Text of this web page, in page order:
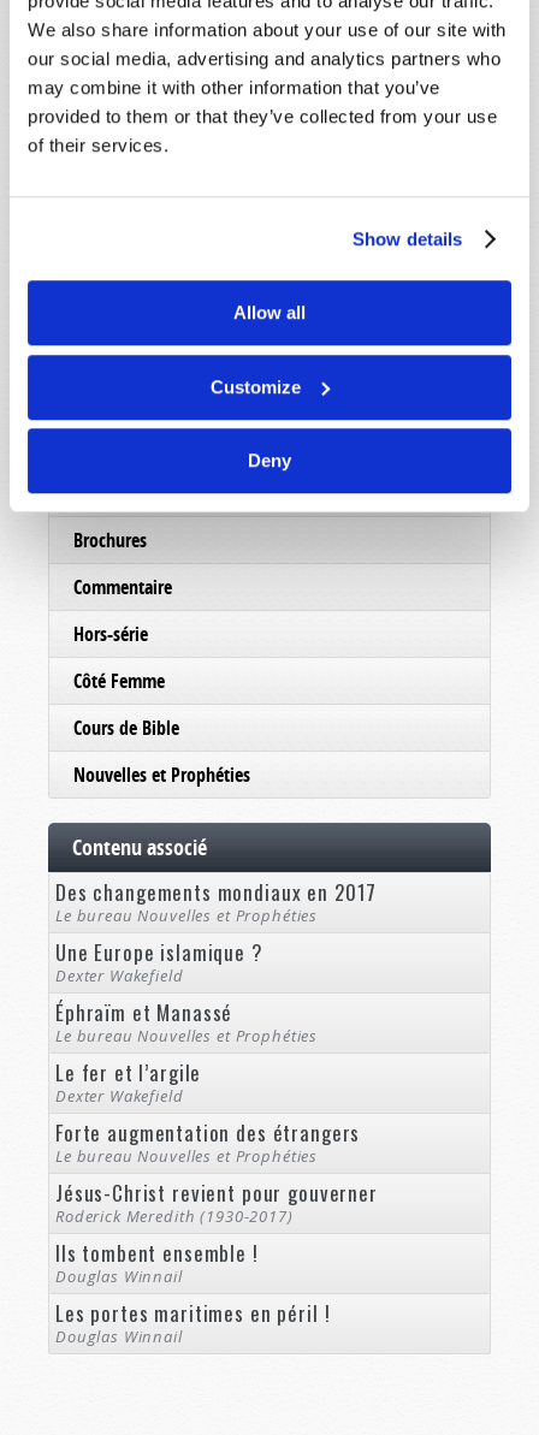
We also share information about your use of our site with
our social media, advertising and analytics partners who
may combine it with other information that you’ve
provided to them or that they’ve collected from your use
of their services.
Show details
Allow all
Customize
Deny
Revue
Brochures
Commentaire
Hors-série
Côté Femme
Cours de Bible
Nouvelles et Prophéties
Contenu associé
Des changements mondiaux en 2017
Le bureau Nouvelles et Prophéties
Une Europe islamique ?
Dexter Wakefield
Éphraïm et Manassé
Le bureau Nouvelles et Prophéties
Le fer et l’argile
Dexter Wakefield
Forte augmentation des étrangers
Le bureau Nouvelles et Prophéties
Jésus-Christ revient pour gouverner
Roderick Meredith (1930-2017)
Ils tombent ensemble !
Douglas Winnail
Les portes maritimes en péril !
Douglas Winnail